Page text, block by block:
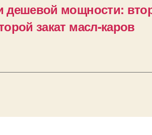
дешевой мощности:
закат масл-каров